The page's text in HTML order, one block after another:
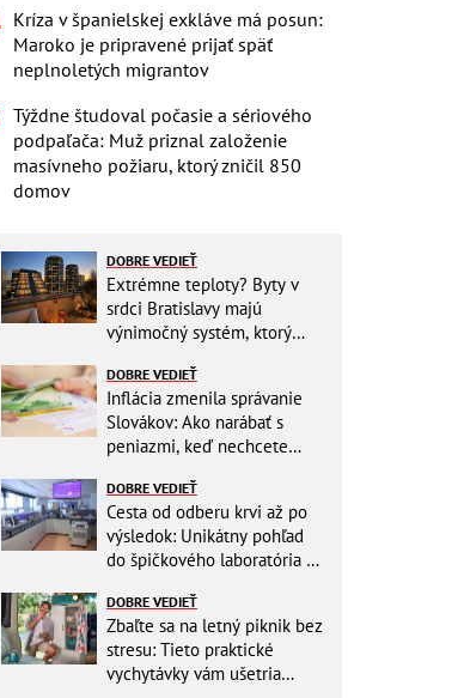
Kríza v španielskej exkláve má posun:
Maroko je pripravené prijať späť
neplnoletých migrantov
Týždne študoval počasie a sériového
podpaľača: Muž priznal založenie
masívneho požiaru, ktorý zničil 850
domov
DOBRE VEDIEŤ
Extrémne teploty? Byty v
srdci Bratislavy majú
výnimočný systém, ktorý
DOBRE VEDIEŤ
Inflácia zmenila správanie
Slovákov: Ako narábať s
peniazmi, keď nechcete
DOBRE VEDIEŤ
Cesta od odberu krvi až po
výsledok: Unikátny pohľad
do špičkového laboratória na
DOBRE VEDIEŤ
Zbaľte sa na letný piknik bez
stresu: Tieto praktické
vychytávky vám ušetria